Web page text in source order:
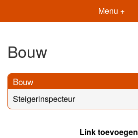
Menu +
Bouw
Bouw
Steigerinspecteur
Link toevoegen